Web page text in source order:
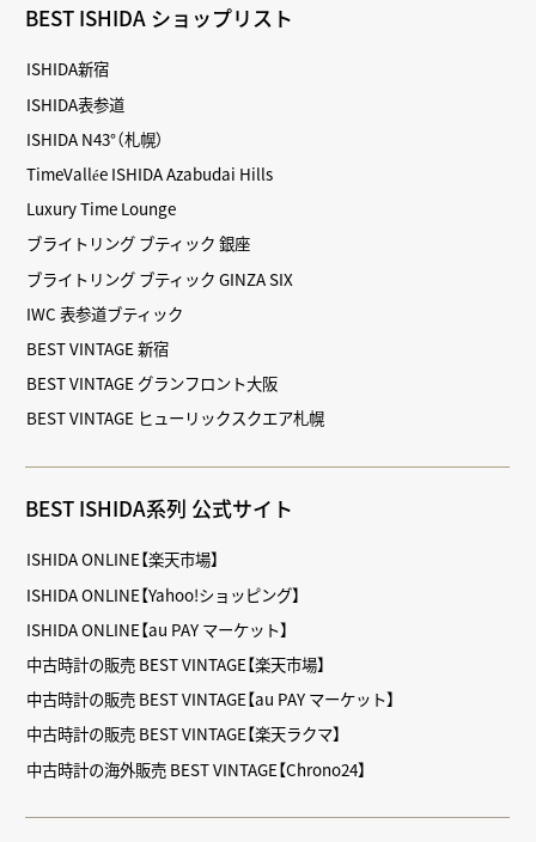
BEST ISHIDA ショップリスト
ISHIDA新宿
ISHIDA表参道
ISHIDA N43°（札幌）
TimeVallée ISHIDA Azabudai Hills
Luxury Time Lounge
ブライトリング ブティック 銀座
ブライトリング ブティック GINZA SIX
IWC 表参道ブティック
BEST VINTAGE 新宿
BEST VINTAGE グランフロント大阪
BEST VINTAGE ヒューリックスクエア札幌
BEST ISHIDA系列 公式サイト
ISHIDA ONLINE【楽天市場】
ISHIDA ONLINE【Yahoo!ショッピング】
ISHIDA ONLINE【au PAY マーケット】
中古時計の販売 BEST VINTAGE【楽天市場】
中古時計の販売 BEST VINTAGE【au PAY マーケット】
中古時計の販売 BEST VINTAGE【楽天ラクマ】
中古時計の海外販売 BEST VINTAGE【Chrono24】